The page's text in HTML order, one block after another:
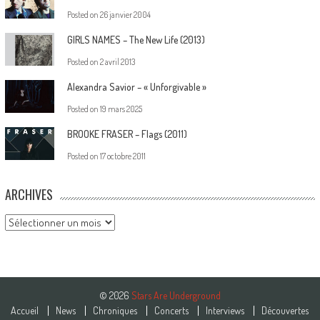
Posted on 26 janvier 2004
GIRLS NAMES – The New Life (2013)
Posted on 2 avril 2013
Alexandra Savior – « Unforgivable »
Posted on 19 mars 2025
BROOKE FRASER – Flags (2011)
Posted on 17 octobre 2011
ARCHIVES
Archives
© 2026 Stars Are Underground
Accueil
News Chroniques Concerts Interviews Découvertes